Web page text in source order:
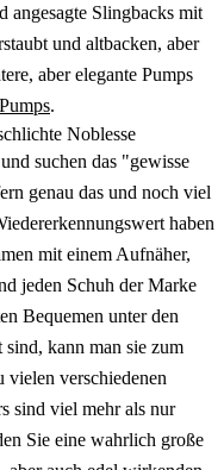
angesagte Slingbacks mit
und altbacken, aber
aber elegante Pumps
.
Noblesse
suchen das "gewisse
genau das und noch viel
haben
mit einem Aufnäher,
jeden Schuh der Marke
Bequemen unter den
sind, kann man sie zum
vielen verschiedenen
sind viel mehr als nur
Sie eine wahrlich große